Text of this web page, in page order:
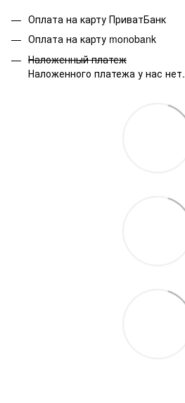
Оплата на карту ПриватБанк
Оплата на карту monobank
Наложенный платеж
Наложенного платежа у нас нет.